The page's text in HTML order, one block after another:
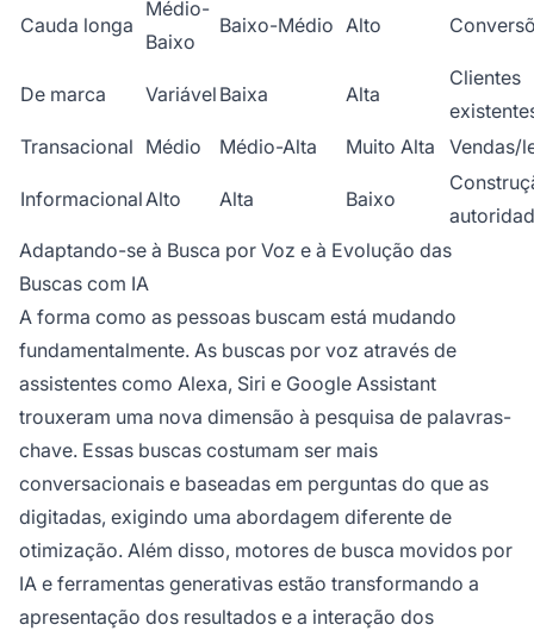
Cauda longa
Médio-
Baixo
Baixo-Médio Alto
De marca Variável Baixa Alta
Clientes
Transacional Médio Médio-Alta Muito Alta Vendas/
InformacionalAlto Alta Baixo
Adaptando-se à Busca por Voz e à Evolução das
Buscas com IA
A forma como as pessoas buscam está mudando
fundamentalmente. As buscas por voz através de
assistentes como Alexa, Siri e Google Assistant
trouxeram uma nova dimensão à pesquisa de palavras-
chave. Essas buscas costumam ser mais
conversacionais e baseadas em perguntas do que as
digitadas, exigindo uma abordagem diferente de
otimização. Além disso, motores de busca movidos por
IA e ferramentas generativas estão transformando a
apresentação dos resultados e a interação dos